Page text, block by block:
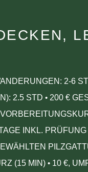
2-6
2.5 STD• 200 €
INKL.
(15 MIN)• 10 €,